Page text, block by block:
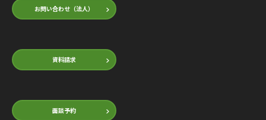
お問い合わせ（法人）
資料請求
面談予約